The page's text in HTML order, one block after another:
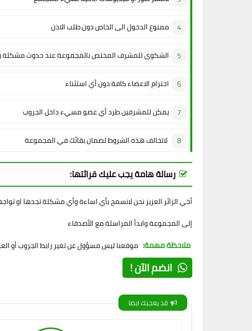
ممنوع الدخول الى الخاص دون طلب الاذن
الشكوى للمشرف المختص بالمجموعة عند حدوث مشكلة
احترام الاعضاء كافة دون أي استثناء
يمكن للمشرفين طرد أي عضو مسيء داخل الجروب
لاتخالف هذه الشروط لضمان بقائك في المجموعة
رسالة هامة يجب عليك قرائتها:
أخي الزائر العزيز نحن لانسمح بأي اساءة وأي مشكلة تجدها او
إلى المجموعة وابدأ المراسلة مع الأصدقاء
ملاحظة مهمة: موقعنا ليس مسؤول عن تغير رابط الجروب أو
انضم الآن !
قد يعجبك ايضا